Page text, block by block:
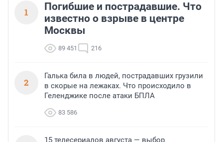
1
Погибшие и пострадавшие. Что
известно о взрыве в центре
Москвы
89 451 216
2
Галька била в людей, пострадавших грузили
в скорые на лежаках. Что происходило в
Геленджике после атаки БПЛА
83 586
15 телесериалов августа — выбор